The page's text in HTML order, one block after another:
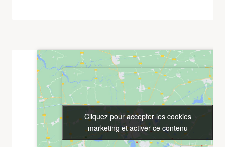
Cliquez pour accepter les cookies
marketing et activer ce contenu
Cliquez pour accepter les cookies
marketing et activer ce contenu